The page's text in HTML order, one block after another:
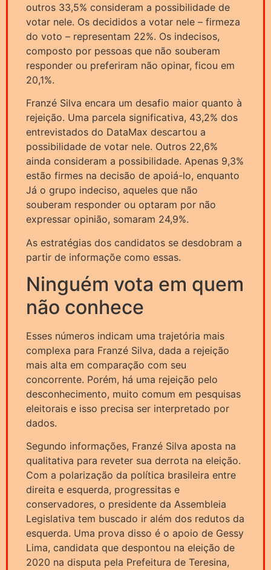
outros 33,5% consideram a possibilidade de
votar nele. Os decididos a votar nele – firmeza
do voto – representam 22%. Os indecisos,
composto por pessoas que não souberam
responder ou preferiram não opinar, ficou em
20,1%.
Franzé Silva encara um desafio maior quanto à
rejeição. Uma parcela significativa, 43,2% dos
entrevistados do DataMax descartou a
possibilidade de votar nele. Outros 22,6%
ainda consideram a possibilidade. Apenas 9,3%
estão firmes na decisão de apoiá-lo, enquanto
Já o grupo indeciso, aqueles que não
souberam responder ou optaram por não
expressar opinião, somaram 24,9%.
As estratégias dos candidatos se desdobram a
partir de informaçõe como essas.
Ninguém vota em quem
não conhece
Esses números indicam uma trajetória mais
complexa para Franzé Silva, dada a rejeição
mais alta em comparação com seu
concorrente. Porém, há uma rejeição pelo
desconhecimento, muito comum em pesquisas
eleitorais e isso precisa ser interpretado por
dados.
Segundo informações, Franzé Silva aposta na
qualitativa para reveter sua derrota na eleição.
Com a polarização da política brasileira entre
direita e esquerda, progressitas e
conservadores, o presidente da Assembleia
Legislativa tem buscado ir além dos redutos da
esquerda. Uma prova disso é o apoio de Gessy
Lima, candidata que despontou na eleição de
2020 na disputa pela Prefeitura de Teresina,